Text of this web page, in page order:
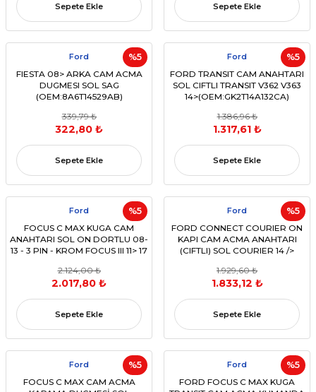
Sepete Ekle Sepete Ekle
%5
Ford
FIESTA 08> ARKA CAM ACMA
DUGMESI SOL SAG
(OEM:8A6T14529AB)
339,79 ₺
322,80 ₺
Sepete Ekle
%5
Ford
FORD TRANSIT CAM ANAHTARI
SOL CIFTLI TRANSIT V362 V363
14>(OEM:GK2T14A132CA)
1.386,96 ₺
1.317,61 ₺
Sepete Ekle
%5
Ford
FOCUS C MAX KUGA CAM
ANAHTARI SOL ON DORTLU 08-
13 - 3 PIN - KROM FOCUS III 11> 17
AM5T-14A132-AA F1ET-14A132-CB
AM5T-14A132-CB)
2.124,00 ₺
2.017,80 ₺
Sepete Ekle
%5
Ford
FORD CONNECT COURIER ON
KAPI CAM ACMA ANAHTARI
(CIFTLI) SOL COURIER 14 />
DT1T14A132FA 1815214)
1.929,60 ₺
1.833,12 ₺
Sepete Ekle
%5
Ford
FOCUS C MAX CAM ACMA
%5
Ford
FORD FOCUS C MAX KUGA